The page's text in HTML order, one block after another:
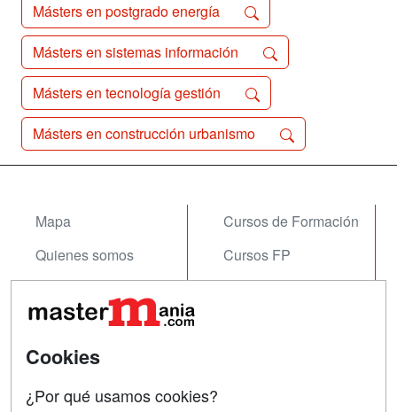
Másters en postgrado energía
Másters en sistemas información
Másters en tecnología gestión
Másters en construcción urbanismo
Mapa
Quienes somos
Acceso Usuarios
Acceso Centros
Cursos de Formación
Cursos FP
Cookies
¿Por qué usamos cookies?